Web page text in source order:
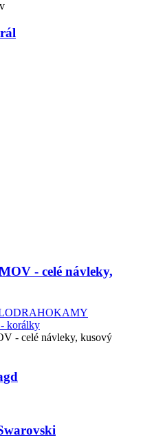
- celé návleky,
korálky